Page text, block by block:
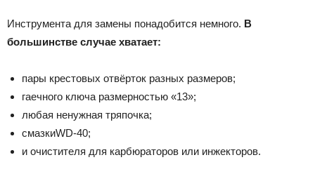
Инструмента для замены понадобится немного. В
большинстве случае хватает:
пары крестовых отвёрток разных размеров;
гаечного ключа размерностью «13»;
любая ненужная тряпочка;
смазкиWD-40;
и очистителя для карбюраторов или инжекторов.